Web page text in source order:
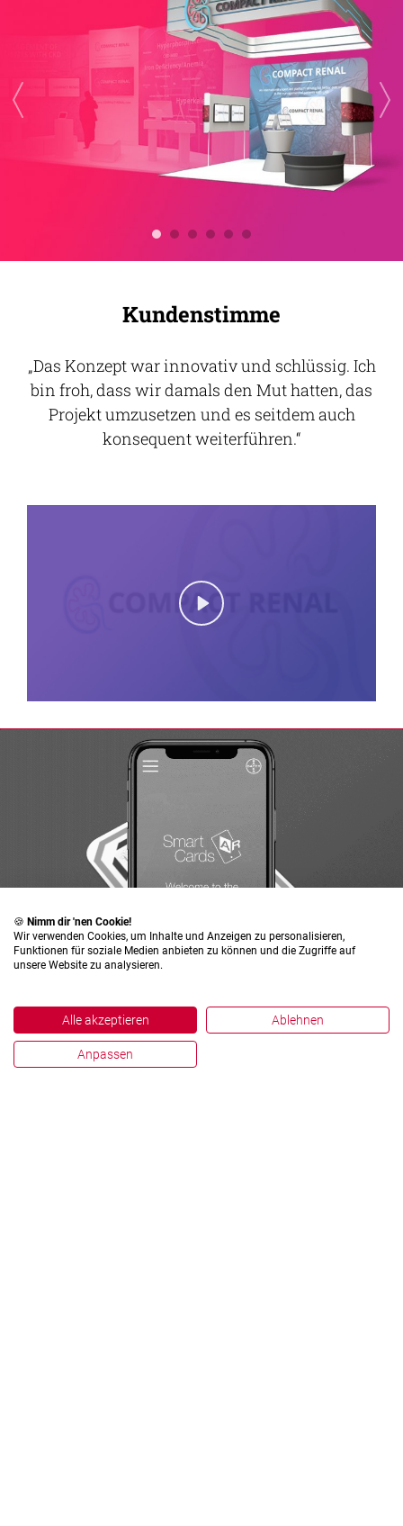
Kundenstimme
Das Konzept war innovativ und schlüssig. Ich
bin froh, dass wir damals den Mut hatten, das
Projekt umzusetzen und es seitdem auch
konsequent weiterführen.
Play
🍪 Nimm dir 'nen Cookie!
Wir verwenden Cookies, um Inhalte und Anzeigen zu personalisieren,
Funktionen für soziale Medien anbieten zu können und die Zugriffe auf
unsere Website zu analysieren.
Alle akzeptieren Ablehnen
Anpassen